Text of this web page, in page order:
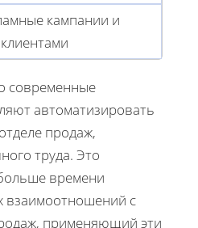
кампании и
современные
автоматизировать
продаж,
труда. Это
времени
взаимоотношений с
применяющий эти